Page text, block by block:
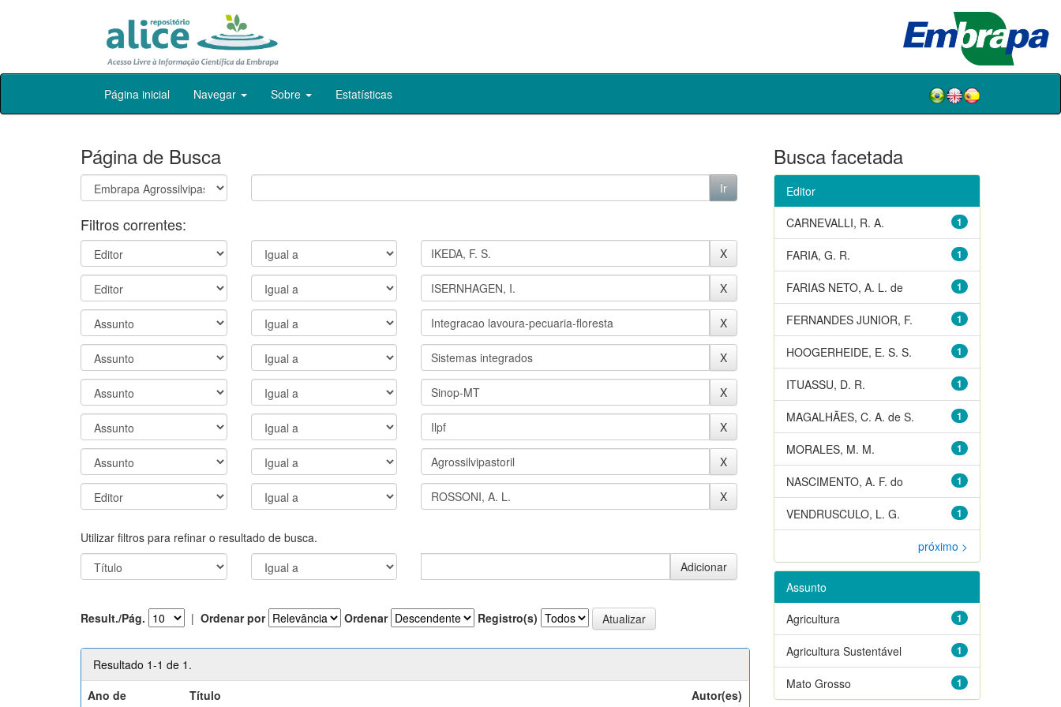
Skip
Página inicial Navegar Sobre Estatísticas
Página de Busca
Filtros correntes:
Utilizar filtros para refinar o resultado de busca.
Result./Pág. | Ordenar por Ordenar Registro(s)
Resultado 1-1 de 1.
Ano de
Título Autor(es)
Busca facetada
Editor
1
CARNEVALLI, R. A.
1
FARIA, G. R.
1
FARIAS NETO, A. L. de
1
FERNANDES JUNIOR, F.
1
HOOGERHEIDE, E. S. S.
1
ITUASSU, D. R.
1
MAGALHÃES, C. A. de S.
1
MORALES, M. M.
1
NASCIMENTO, A. F. do
1
VENDRUSCULO, L. G.
próximo >
Assunto
1
Agricultura
1
Agricultura Sustentável
1
Mato Grosso